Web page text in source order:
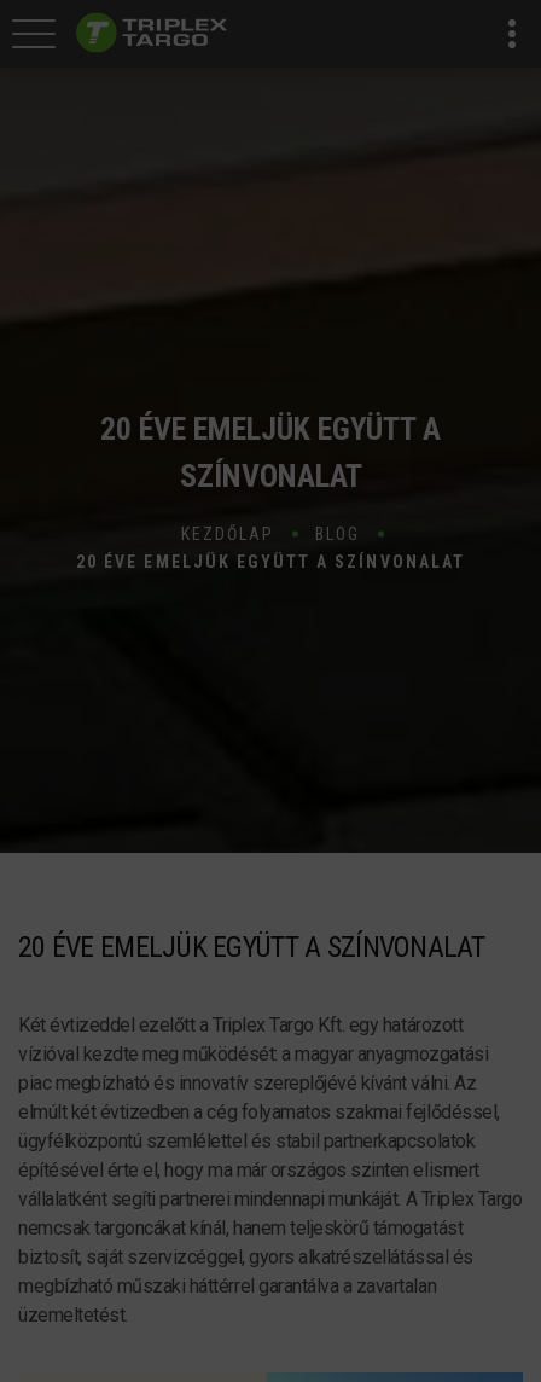
20 ÉVE EMELJÜK EGYÜTT A
SZÍNVONALAT
KEZDŐLAP
BLOG
20 ÉVE EMELJÜK EGYÜTT A SZÍNVONALAT
20 ÉVE EMELJÜK EGYÜTT A SZÍNVONALAT
Két évtizeddel ezelőtt a Triplex Targo Kft. egy határozott
vízióval kezdte meg működését: a magyar anyagmozgatási
piac megbízható és innovatív szereplőjévé kívánt válni. Az
elmúlt két évtizedben a cég folyamatos szakmai fejlődéssel,
ügyfélközpontú szemlélettel és stabil partnerkapcsolatok
építésével érte el, hogy ma már országos szinten elismert
vállalatként segíti partnerei mindennapi munkáját. A Triplex Targo
nemcsak targoncákat kínál, hanem teljeskörű támogatást
biztosít, saját szervizcéggel, gyors alkatrészellátással és
megbízható műszaki háttérrel garantálva a zavartalan
üzemeltetést.